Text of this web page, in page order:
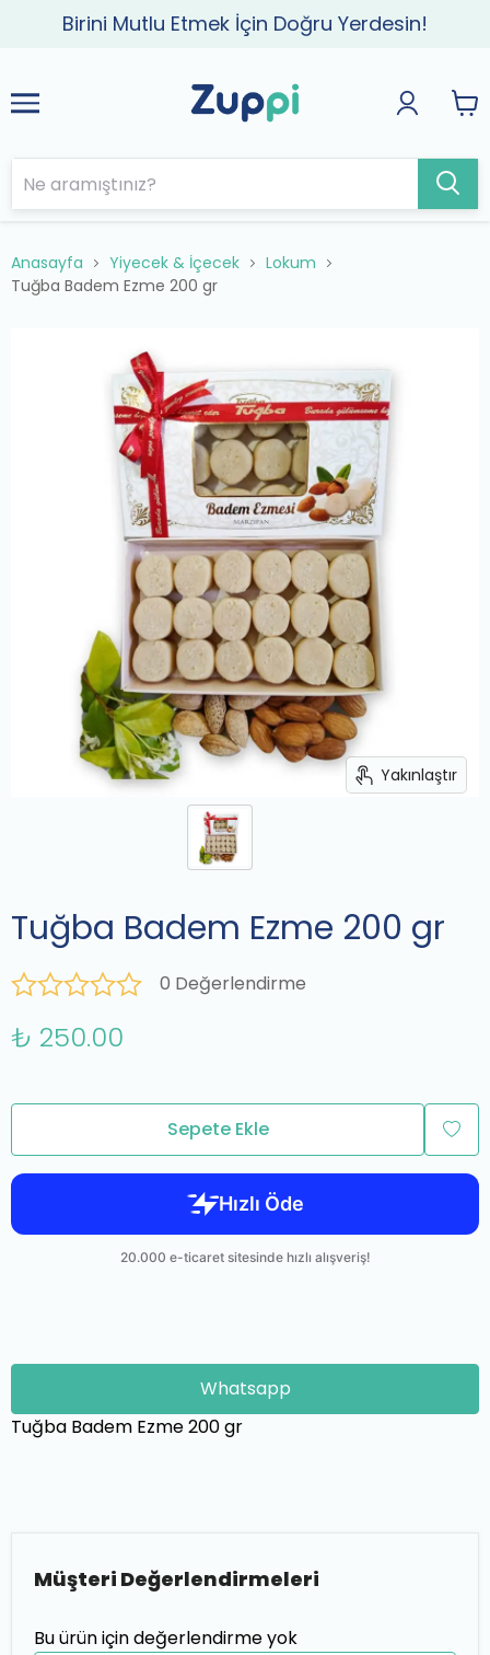
Birini Mutlu Etmek İçin Doğru Yerdesin!
Anasayfa Yiyecek & İçecek
Lokum
Tuğba Badem Ezme 200 gr
Yakınlaştır
Tuğba Badem Ezme 200 gr
0 Değerlendirme
₺ 250.00
Sepete Ekle
Whatsapp
Tuğba Badem Ezme 200 gr
Müşteri Değerlendirmeleri
Bu ürün için değerlendirme yok